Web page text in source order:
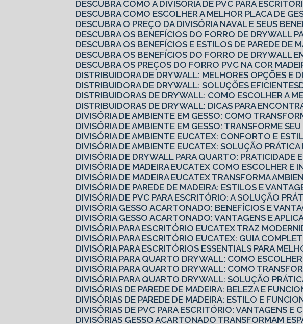
DESCUBRA COMO A DIVISÓRIA DE PVC PARA
DESCUBRA COMO ESCOLHER A MELHOR PLACA DE
DESCUBRA O PREÇO DA DIVISÓRIA NAVAL E SEUS
DESCUBRA OS BENEFÍCIOS DO FORRO DE DRYWALL
DESCUBRA OS BENEFÍCIOS E ESTILOS DE PAREDE DE
DESCUBRA OS BENEFÍCIOS DO FORRO DE DRYWALL
DESCUBRA OS PREÇOS DO FORRO PVC NA COR
DISTRIBUIDORA DE DRYWALL: MELHORES OPÇÕES E
DISTRIBUIDORA DE DRYWALL: SOLUÇÕES EFICIENTES
DISTRIBUIDORAS DE DRYWALL: COMO ESCOLHER A
DISTRIBUIDORAS DE DRYWALL: DICAS PARA
DIVISÓRIA DE AMBIENTE EM GESSO: COMO
DIVISÓRIA DE AMBIENTE EM GESSO: TRANSFORME
DIVISÓRIA DE AMBIENTE EUCATEX: CONFORTO E
DIVISÓRIA DE AMBIENTE EUCATEX: SOLUÇÃO
DIVISÓRIA DE DRYWALL PARA QUARTO: PRATICIDADE
DIVISÓRIA DE MADEIRA EUCATEX COMO ESCOLHER E
DIVISÓRIA DE MADEIRA EUCATEX TRANSFORMA
DIVISÓRIA DE PAREDE DE MADEIRA: ESTILOS E
DIVISÓRIA DE PVC PARA ESCRITÓRIO: A SOLUÇÃO
DIVISÓRIA GESSO ACARTONADO: BENEFÍCIOS E
DIVISÓRIA GESSO ACARTONADO: VANTAGENS E
DIVISÓRIA PARA ESCRITÓRIO EUCATEX TRAZ
DIVISÓRIA PARA ESCRITÓRIO EUCATEX: GUIA
DIVISÓRIA PARA ESCRITÓRIOS ESSENTIALS PARA
DIVISÓRIA PARA QUARTO DRYWALL: COMO
DIVISÓRIA PARA QUARTO DRYWALL: COMO
DIVISÓRIA PARA QUARTO DRYWALL: SOLUÇÃO
DIVISÓRIAS DE PAREDE DE MADEIRA: BELEZA E
DIVISÓRIAS DE PAREDE DE MADEIRA: ESTILO E
DIVISÓRIAS DE PVC PARA ESCRITÓRIO: VANTAGENS E
DIVISÓRIAS GESSO ACARTONADO TRANSFORMAM